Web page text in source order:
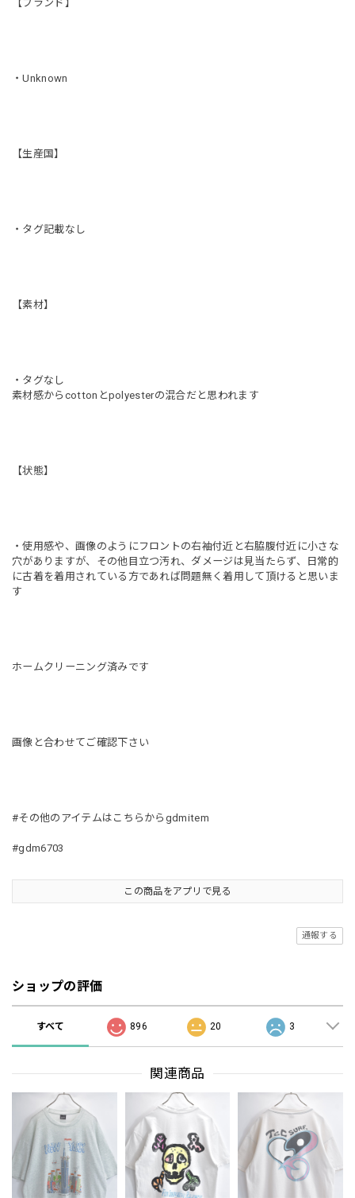
【ブランド】
・Unknown
【生産国】
・タグ記載なし
【素材】
・タグなし
素材感からcottonとpolyesterの混合だと思われます
【状態】
・使用感や、画像のようにフロントの右袖付近と右脇腹付近に小さな
穴がありますが、その他目立つ汚れ、ダメージは見当たらず、日常的
に古着を着用されている方であれば問題無く着用して頂けると思いま
す
ホームクリーニング済みです
画像と合わせてご確認下さい
#その他のアイテムはこちらからgdmitem
#gdm6703
この商品をアプリで見る
通報する
ショップの評価
すべて 896 20 3
関連商品